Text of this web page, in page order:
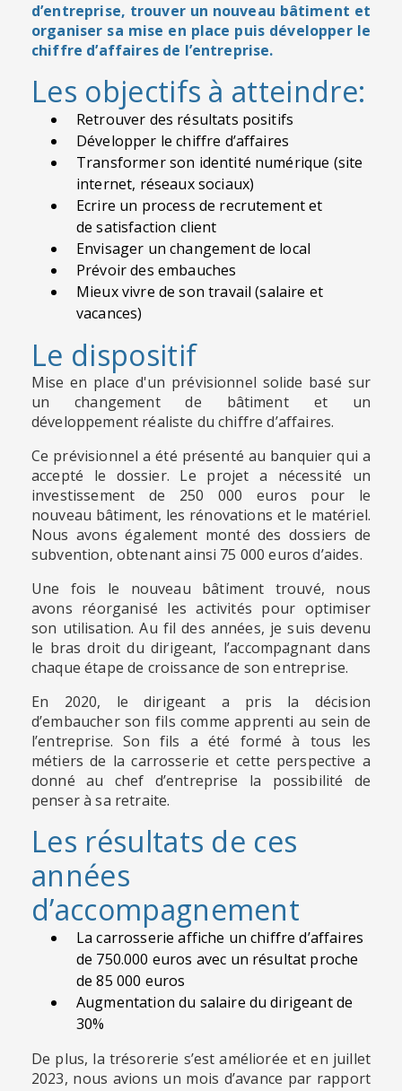
d’entreprise, trouver un nouveau bâtiment et
organiser sa mise en place puis développer le
chiffre d’affaires de l’entreprise.
Les objectifs à atteindre:
Retrouver des résultats positifs
Développer le chiffre d’affaires
Transformer son identité numérique (site
internet, réseaux sociaux)
Ecrire un process de recrutement et
de satisfaction client
Envisager un changement de local
Prévoir des embauches
Mieux vivre de son travail (salaire et
vacances)
Le dispositif
Mise en place d'un prévisionnel solide basé sur
un changement de bâtiment et un
développement réaliste du chiffre d’affaires.
Ce prévisionnel a été présenté au banquier qui a
accepté le dossier. Le projet a nécessité un
investissement de 250 000 euros pour le
nouveau bâtiment, les rénovations et le matériel.
Nous avons également monté des dossiers de
subvention, obtenant ainsi 75 000 euros d’aides.
Une fois le nouveau bâtiment trouvé, nous
avons réorganisé les activités pour optimiser
son utilisation. Au fil des années, je suis devenu
le bras droit du dirigeant, l’accompagnant dans
chaque étape de croissance de son entreprise.
En 2020, le dirigeant a pris la décision
d’embaucher son fils comme apprenti au sein de
l’entreprise. Son fils a été formé à tous les
métiers de la carrosserie et cette perspective a
donné au chef d’entreprise la possibilité de
penser à sa retraite.
Les résultats de ces
années
d’accompagnement
La carrosserie affiche un chiffre d’affaires
de 750.000 euros avec un résultat proche
de 85 000 euros
Augmentation du salaire du dirigeant de
30%
De plus, la trésorerie s’est améliorée et en juillet
2023, nous avions un mois d’avance par rapport